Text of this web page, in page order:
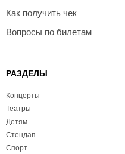
Как получить чек
Вопросы по билетам
РАЗДЕЛЫ
Концерты
Театры
Детям
Стендап
Спорт